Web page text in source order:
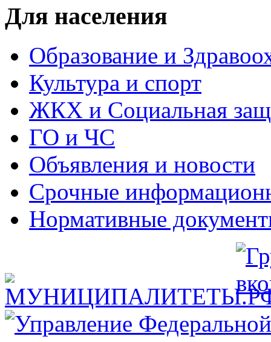
Для населения
Образование и
Культура и спорт
ЖКХ и Социальная
ГО и ЧС
Объявления и новости
Срочные
Нормативные